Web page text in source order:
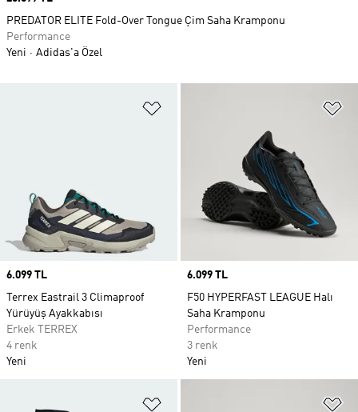
Price
6.099 TL
Terrex Eastrail 3 Climaproof
Yürüyüş Ayakkabısı
Erkek TERREX
4 renk
Yeni
Price
6.099 TL
F50 HYPERFAST LEAGUE Halı
Saha Kramponu
Performance
3 renk
Yeni
PREDATOR ELITE Fold-Over Tongue Çim Saha Kramponu
Performance
Yeni
Adidas'a Özel